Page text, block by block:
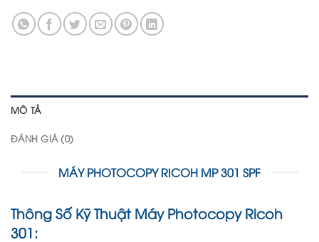
MÔ TẢ
ĐÁNH GIÁ (0)
MÁY PHOTOCOPY RICOH MP 301 SPF
Thông Số Kỹ Thuật Máy Photocopy Ricoh
301: